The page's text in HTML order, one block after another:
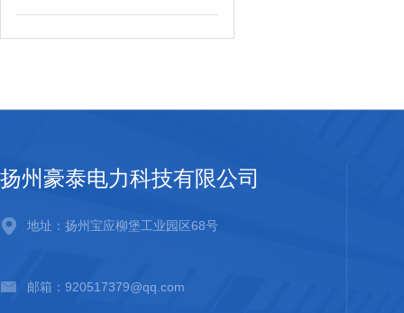
扬州豪泰电力科技有限公司
地址：扬州宝应柳堡工业园区68号
邮箱：920517379@qq.com